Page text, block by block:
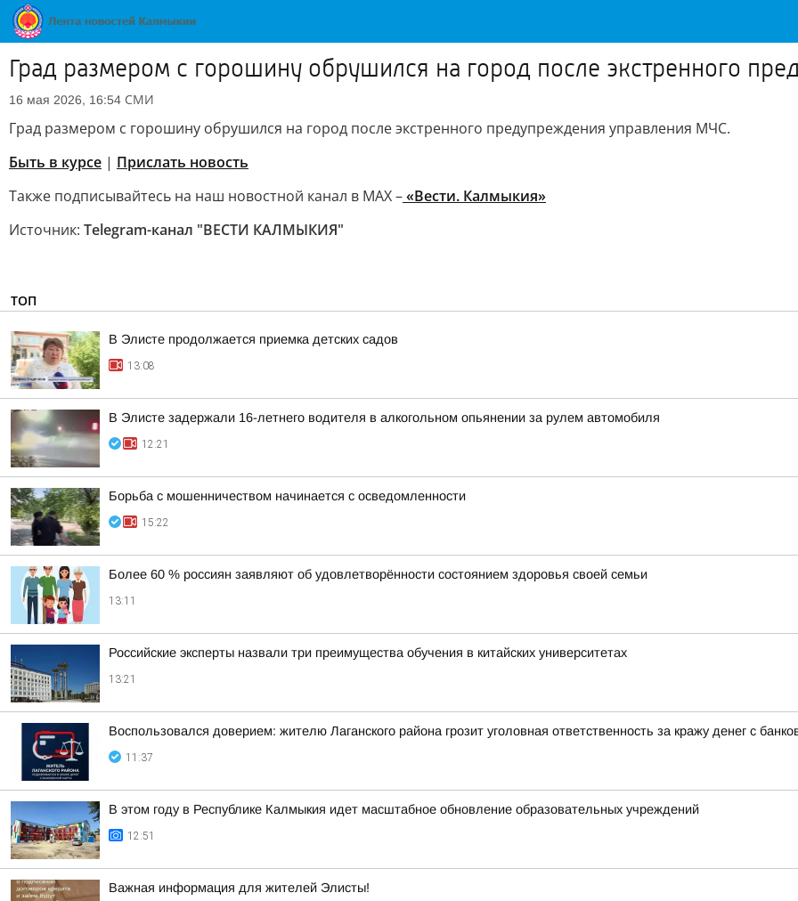
Град размером с горошину обрушился на город после экстренного
16 мая 2026, 16:54 СМИ
Град размером с горошину обрушился на город после экстренного предупреждения управления МЧС.
Быть в курсе | Прислать новость
Также подписывайтесь на наш новостной канал в MAX –«Вести. Калмыкия»
Источник: Telegram-канал "ВЕСТИ КАЛМЫКИЯ"
ТОП
В Элисте продолжается приемка детских садов
13:08
В Элисте задержали 16-летнего водителя в алкогольном опьянении за рулем автомобиля
12:21
Борьба с мошенничеством начинается с осведомленности
15:22
Более 60 % россиян заявляют об удовлетворённости состоянием здоровья своей семьи
13:11
Российские эксперты назвали три преимущества обучения в китайских университетах
13:21
Воспользовался доверием: жителю Лаганского района грозит уголовная ответственность за кражу денег с
11:37
В этом году в Республике Калмыкия идет масштабное обновление образовательных учреждений
12:51
Важная информация для жителей Элисты!